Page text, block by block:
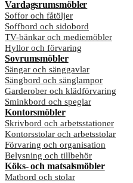
Vardagsrumsmöbler
Soffor och fåtöljer
Soffbord och sidobord
TV-bänkar och mediemöbler
Hyllor och förvaring
Sovrumsmöbler
Sängar och sänggavlar
Sängbord och sänglampor
Garderober och klädförvaring
Sminkbord och speglar
Kontorsmöbler
Skrivbord och arbetsstationer
Kontorsstolar och arbetsstolar
Förvaring och organisation
Belysning och tillbehör
Köks- och matsalsmöbler
Matbord och stolar